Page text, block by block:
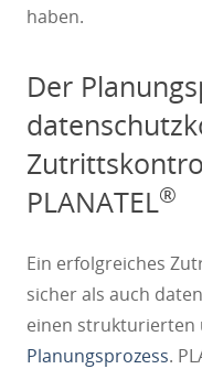
haben.
Der
PLANATEL®
Ein erfolgreiches
sicher als auch
einen strukturierten
Planungsprozess.